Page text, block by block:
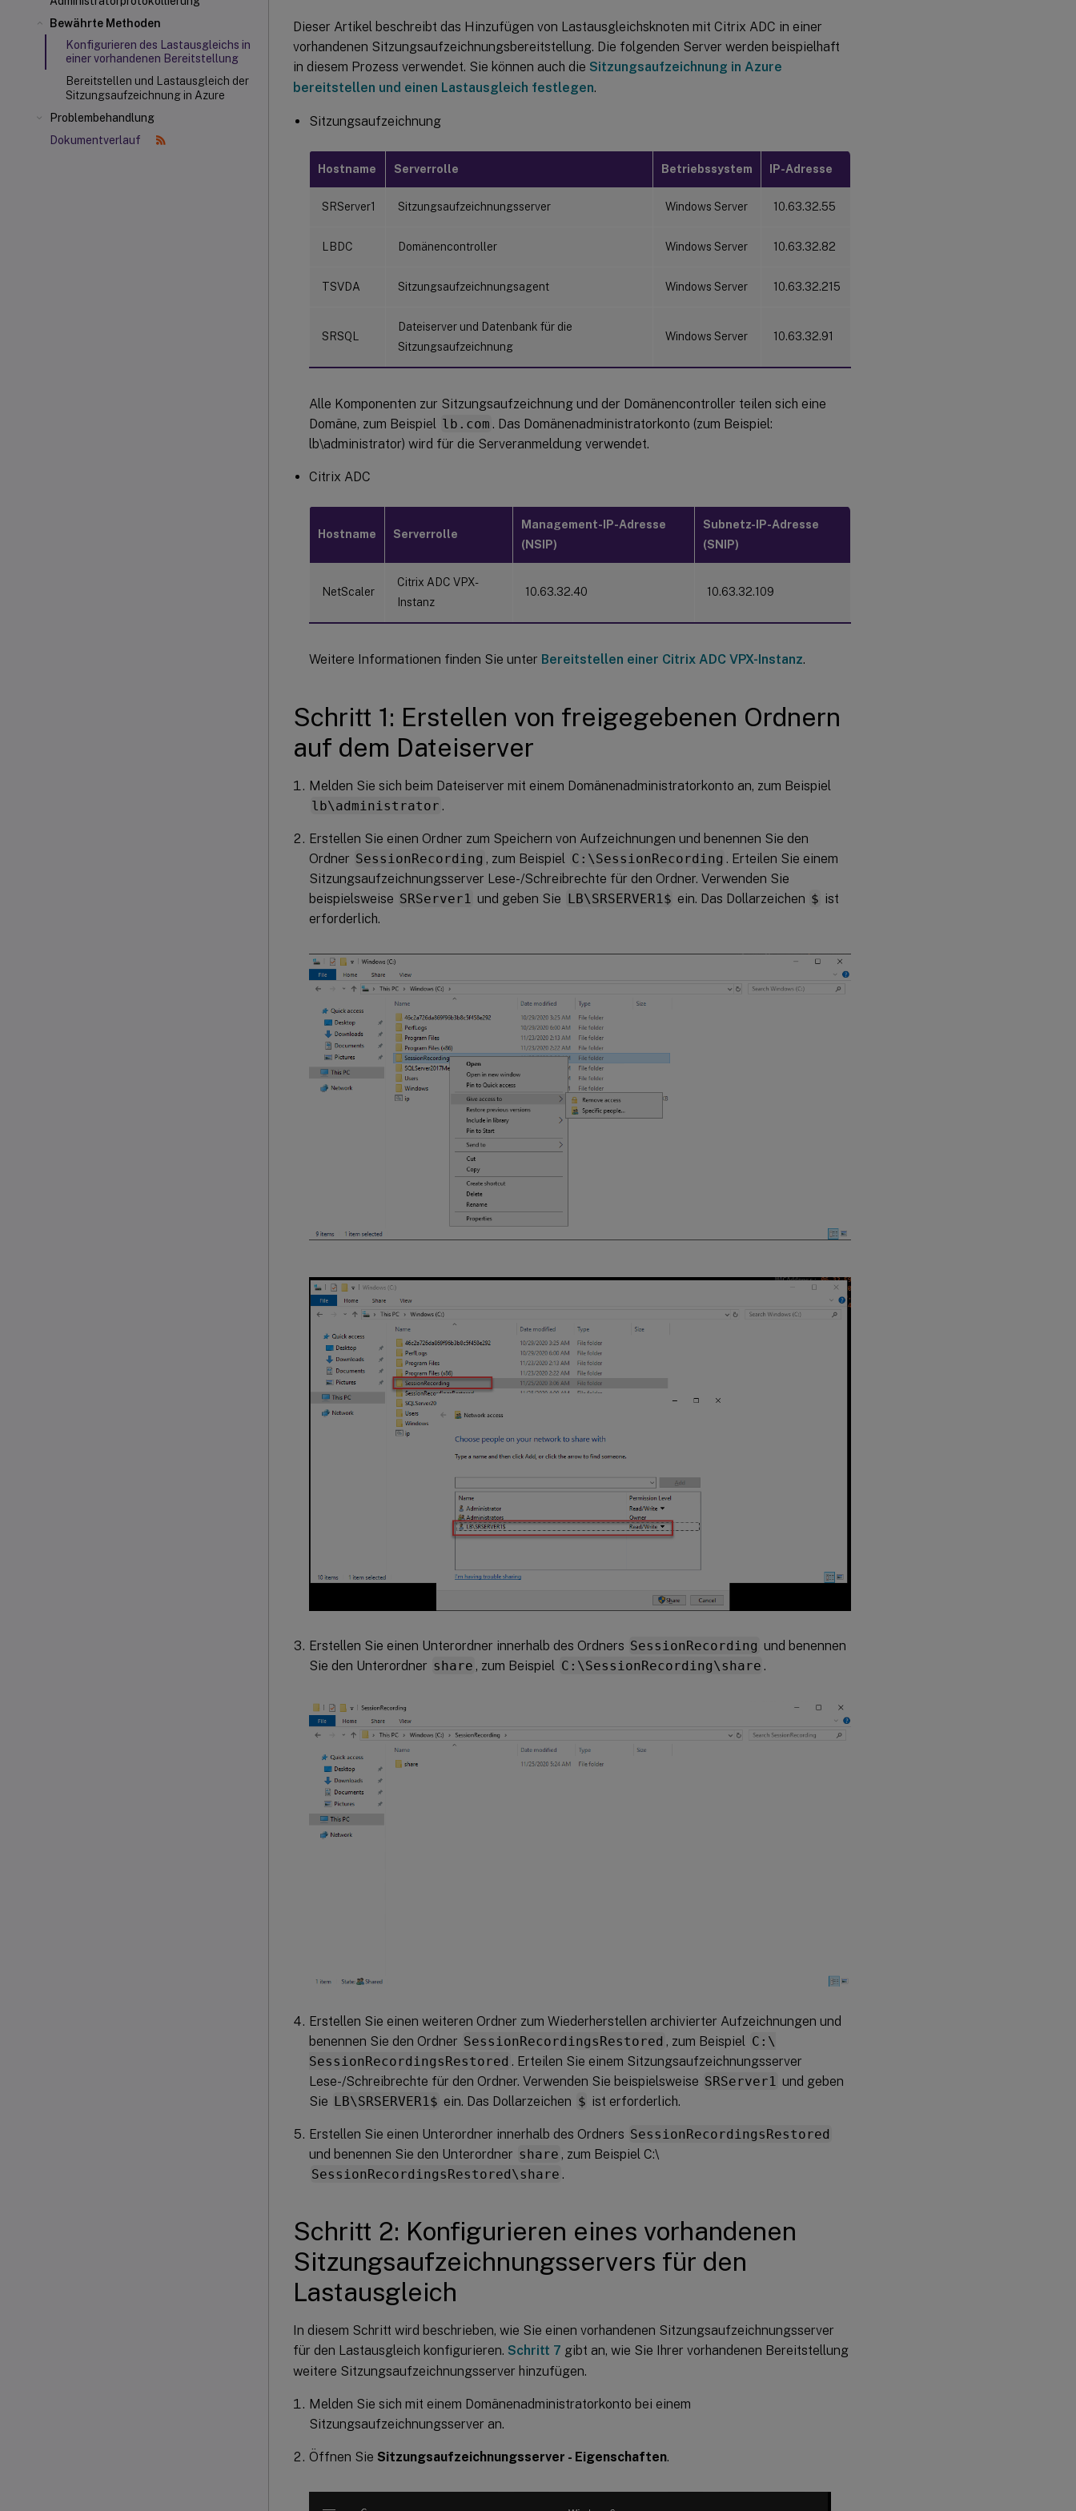
Bewährte Methoden
Konfigurieren des Lastausgleichs in
einer vorhandenen Bereitstellung
Bereitstellen und Lastausgleich der
Sitzungsaufzeichnung in Azure
Problembehandlung
Dokumentverlauf
Dieser Artikel beschreibt das Hinzufügen von Lastausgleichsknoten mit Citrix ADC in einer
vorhandenen Sitzungsaufzeichnungsbereitstellung. Die folgenden Server werden beispielhaft
in diesem Prozess verwendet. Sie können auch die Sitzungsaufzeichnung in Azure
bereitstellen und einen Lastausgleich festlegen.
Sitzungsaufzeichnung
Hostname Serverrolle Betriebssystem IP-Adresse
SRServer1 Sitzungsaufzeichnungsserver Windows Server 10.63.32.55
LBDC Domänencontroller Windows Server 10.63.32.82
TSVDA Sitzungsaufzeichnungsagent Windows Server 10.63.32.215
SRSQL
Dateiserver und Datenbank für die
Sitzungsaufzeichnung
Windows Server 10.63.32.91
Alle Komponenten zur Sitzungsaufzeichnung und der Domänencontroller teilen sich eine
Domäne, zum Beispiel lb.com . Das Domänenadministratorkonto (zum Beispiel:
lb\administrator) wird für die Serveranmeldung verwendet.
Citrix ADC
Hostname Serverrolle
Management-IP-Adresse
(NSIP)
Subnetz-IP-Adresse
(SNIP)
NetScaler
Citrix ADC VPX-
Instanz
10.63.32.40 10.63.32.109
Weitere Informationen finden Sie unter Bereitstellen einer Citrix ADC VPX-Instanz.
Schritt 1: Erstellen von freigegebenen Ordnern
auf dem Dateiserver
Melden Sie sich beim Dateiserver mit einem Domänenadministratorkonto an, zum Beispiel
lb\administrator .
Erstellen Sie einen Ordner zum Speichern von Aufzeichnungen und benennen Sie den
Ordner SessionRecording , zum Beispiel C:\SessionRecording . Erteilen Sie einem
Sitzungsaufzeichnungsserver Lese-/Schreibrechte für den Ordner. Verwenden Sie
beispielsweise SRServer1 und geben Sie LB\SRSERVER1$ ein. Das Dollarzeichen $ ist
erforderlich.
Erstellen Sie einen Unterordner innerhalb des Ordners SessionRecording und benennen
Sie den Unterordner share , zum Beispiel C:\SessionRecording\share .
Erstellen Sie einen weiteren Ordner zum Wiederherstellen archivierter Aufzeichnungen und
benennen Sie den Ordner SessionRecordingsRestored , zum Beispiel C:\
SessionRecordingsRestored . Erteilen Sie einem Sitzungsaufzeichnungsserver
Lese-/Schreibrechte für den Ordner. Verwenden Sie beispielsweise SRServer1 und geben
Sie LB\SRSERVER1$ ein. Das Dollarzeichen $ ist erforderlich.
Erstellen Sie einen Unterordner innerhalb des Ordners SessionRecordingsRestored
und benennen Sie den Unterordner share , zum Beispiel C:\
SessionRecordingsRestored\share .
Schritt 2: Konfigurieren eines vorhandenen
Sitzungsaufzeichnungsservers für den
Lastausgleich
In diesem Schritt wird beschrieben, wie Sie einen vorhandenen Sitzungsaufzeichnungsserver
für den Lastausgleich konfigurieren. Schritt 7 gibt an, wie Sie Ihrer vorhandenen Bereitstellung
weitere Sitzungsaufzeichnungsserver hinzufügen.
Melden Sie sich mit einem Domänenadministratorkonto bei einem
Sitzungsaufzeichnungsserver an.
Öffnen Sie Sitzungsaufzeichnungsserver - Eigenschaften.